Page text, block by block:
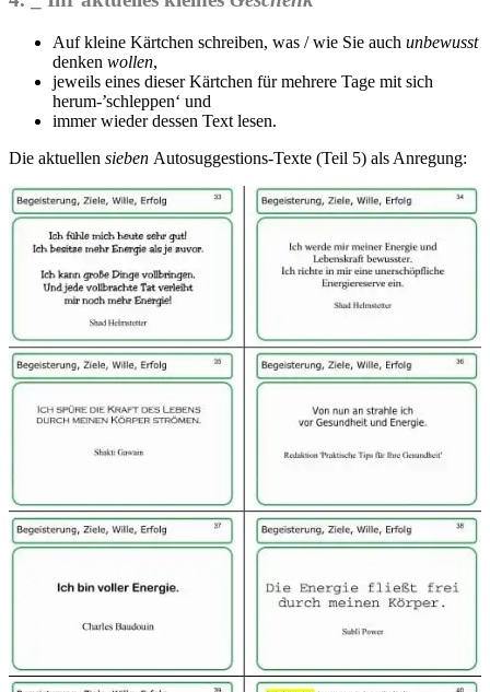
Auf kleine Kärtchen schreiben, was / wie Sie auch unbewusst
denken wollen,
jeweils eines dieser Kärtchen für mehrere Tage mit sich
herum-’schleppen‘ und
immer wieder dessen Text lesen.
Die aktuellen sieben Autosuggestions-Texte (Teil 5) als Anregung: